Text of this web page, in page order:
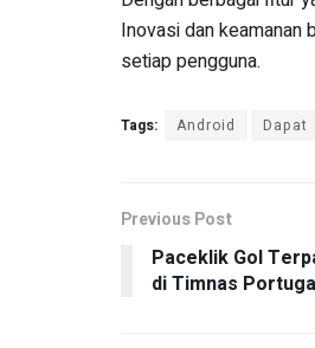
Inovasi dan keamanan
setiap pengguna.
Tags: Android Dapat
Previous Post
Paceklik Gol
di Timnas